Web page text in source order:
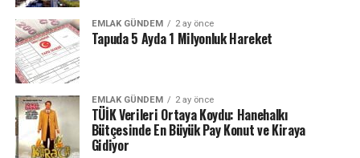
EMLAK GÜNDEM 2 ay önce
Tapuda 5 Ayda 1 Milyonluk Hareket
EMLAK GÜNDEM 2 ay önce
TÜİK Verileri Ortaya Koydu: Hanehalkı
Bütçesinde En Büyük Pay Konut ve Kiraya
Gidiyor